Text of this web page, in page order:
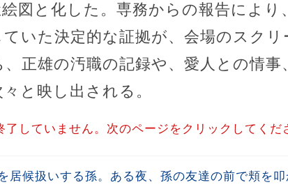
図と化した。専務からの報告により
いた決定的な証拠が、会場のスク
正雄の汚職の記録や、愛人との情事
と映し出される。
了していません。次のページをクリックしてくだ
居候扱いする孫。ある夜、孫の友達の前で頬を